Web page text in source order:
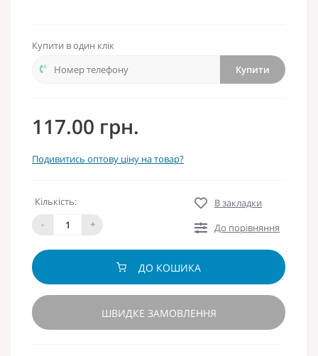
Купити в один клік
Купити
117.00 грн.
Подивитись оптову ціну на товар?
Кількість:
-
+
В закладки
До порівняння
ДО КОШИКА
ШВИДКЕ ЗАМОВЛЕННЯ